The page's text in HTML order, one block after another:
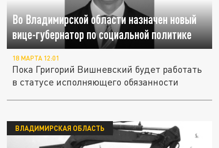
Во Владимирской области назначен новый
вице-губернатор по социальной политике
18 МАРТА 12:01
Пока Григорий Вишневский будет работать
в статусе исполняющего обязанности
ВЛАДИМИРСКАЯ ОБЛАСТЬ